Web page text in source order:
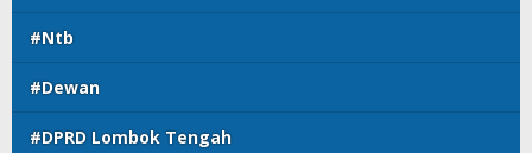
#Ntb
#Dewan
#DPRD Lombok Tengah